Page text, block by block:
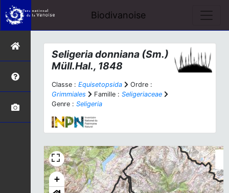
Biodivanoise
Seligeria donniana (Sm.)
Müll.Hal., 1848
Classe : Equisetopsida
Ordre :
Grimmiales
Famille : Seligeriaceae
Genre : Seligeria
+